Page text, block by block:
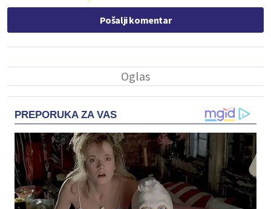
Pošalji komentar
PREPORUKA ZA VAS